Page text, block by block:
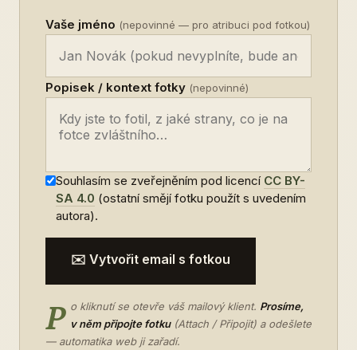
Vaše jméno (nepovinné — pro atribuci pod fotkou)
Popisek / kontext fotky (nepovinné)
Souhlasím se zveřejněním pod licencí CC BY-
SA 4.0 (ostatní smějí fotku použít s uvedením
autora).
✉️ Vytvořit email s fotkou
P o kliknutí se otevře váš mailový klient. Prosíme,
v něm připojte fotku(Attach / Připojit) a odešlete
— automatika web ji zařadí.